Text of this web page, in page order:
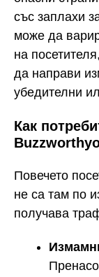
със заплахи
може да
на
да направи
убедителни
Как
Повечето
не са там по
получава